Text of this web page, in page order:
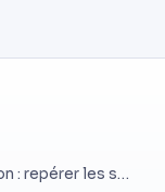
Junk volume en musculation : repérer les séries inutiles